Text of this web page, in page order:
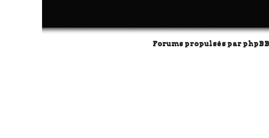
Forums propulsés par phpBB